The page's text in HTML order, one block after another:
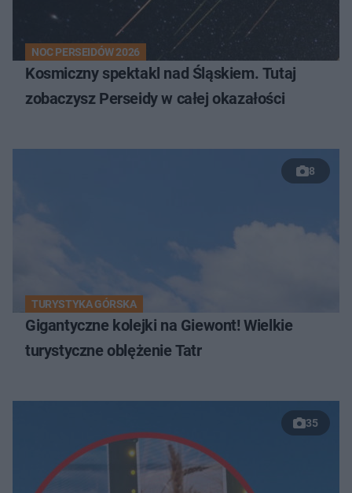
NOC PERSEIDÓW 2026
Kosmiczny spektakl nad Śląskiem. Tutaj
zobaczysz Perseidy w całej okazałości
8
TURYSTYKA GÓRSKA
Gigantyczne kolejki na Giewont! Wielkie
turystyczne oblężenie Tatr
35